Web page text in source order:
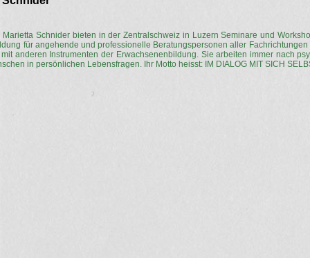
Schnider bieten in der Zentralschweiz in Luzern Seminare und
für angehende und professionelle Beratungspersonen aller
anderen Instrumenten der Erwachsenenbildung. Sie arbeiten immer nach
in persönlichen Lebensfragen. Ihr Motto heisst: IM DIALOG MIT SICH